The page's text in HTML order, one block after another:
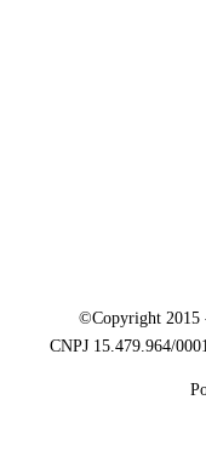
©Copyright 2015
CNPJ 15.479.964/